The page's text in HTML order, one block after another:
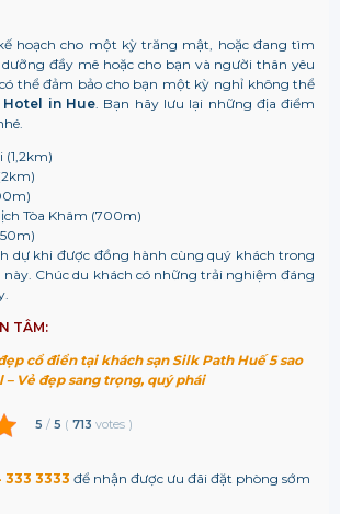
hoạch cho một kỳ trăng mật, hoặc đang tìm
đầy mê hoặc cho bạn và người thân yêu
thể đảm bảo cho bạn một kỳ nghỉ không thể
Hotel in Hue. Bạn hãy lưu lại những địa điểm
(1,2km)
Tòa Khâm (700m)
dự khi được đồng hành cùng quý khách trong
Chúc du khách có những trải nghiệm đáng
TÂM:
cổ điển tại khách sạn Silk Path Huế 5 sao
Vẻ đẹp sang trọng, quý phái
5 / 5 ( 713 votes )
333 3333 để nhận được ưu đãi đặt phòng sớm